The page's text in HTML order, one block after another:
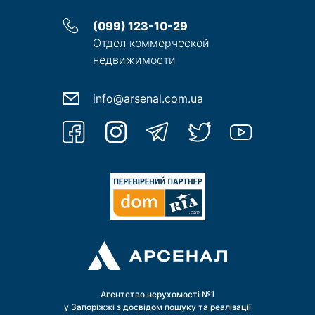
розвитку, безпеки та благополуччя.
Агентство нерухомості №1
у Запоріжжі з досвідом пошуку та реалізації
(099) 123-10-29
Отдел коммерческой
недвижимости
info@arsenal.com.ua